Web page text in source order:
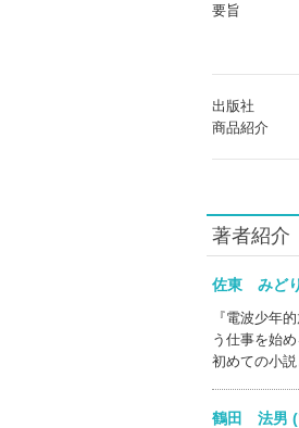
要旨
出版社
商品紹介
著者紹介
佐東 みど
『電波少年
う仕事を始
初めての小
鶴田 法男